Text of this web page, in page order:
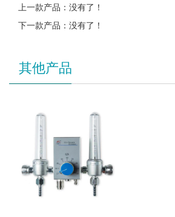
上一款产品：没有了！
下一款产品：没有了！
其他产品